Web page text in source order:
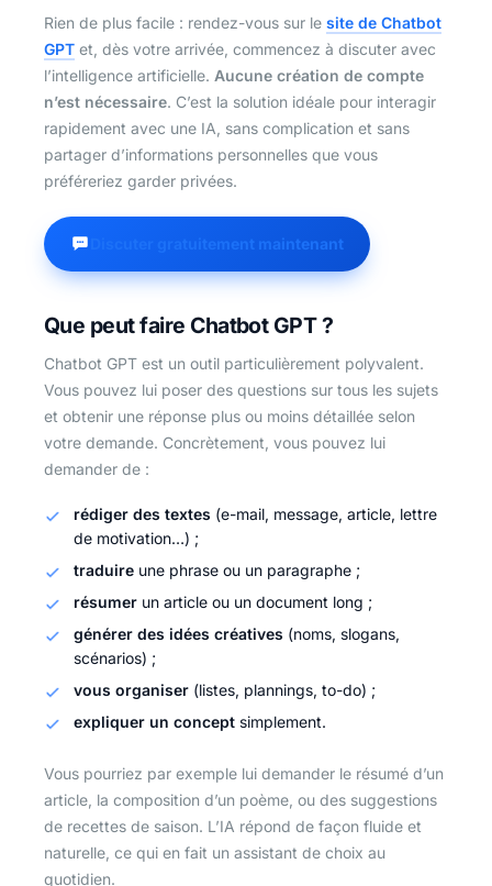
Rien de plus facile : rendez-vous sur le site de Chatbot
GPT et, dès votre arrivée, commencez à discuter avec
l’intelligence artificielle. Aucune création de compte
n’est nécessaire. C’est la solution idéale pour interagir
rapidement avec une IA, sans complication et sans
partager d’informations personnelles que vous
préféreriez garder privées.
Discuter gratuitement maintenant
Que peut faire Chatbot GPT ?
Chatbot GPT est un outil particulièrement polyvalent.
Vous pouvez lui poser des questions sur tous les sujets
et obtenir une réponse plus ou moins détaillée selon
votre demande. Concrètement, vous pouvez lui
demander de :
rédiger des textes (e-mail, message, article, lettre
de motivation…) ;
traduireune phrase ou un paragraphe ;
résumerun article ou un document long ;
générer des idées créatives (noms, slogans,
scénarios) ;
vous organiser(listes, plannings, to-do) ;
expliquer un conceptsimplement.
Vous pourriez par exemple lui demander le résumé d’un
article, la composition d’un poème, ou des suggestions
de recettes de saison. L’IA répond de façon fluide et
naturelle, ce qui en fait un assistant de choix au
quotidien.